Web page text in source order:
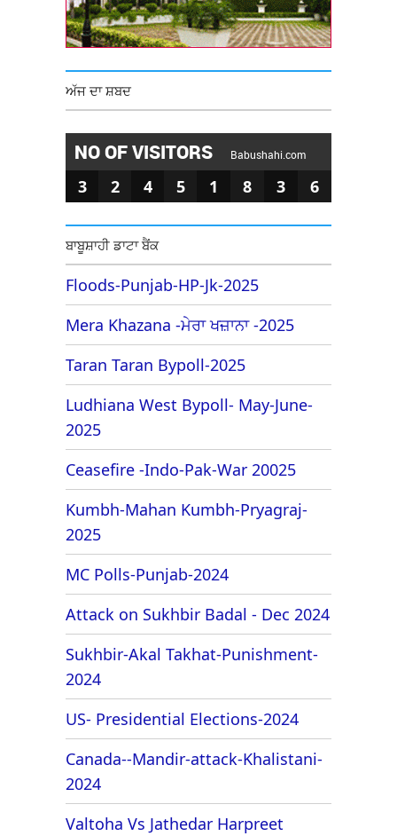
ਅੱਜ ਦਾ ਸ਼ਬਦ
NO OF VISITORS Babushahi.com
3 2 4 5 1 8 3 6
ਬਾਬੂਸ਼ਾਹੀ ਡਾਟਾ ਬੈਂਕ
Floods-Punjab-HP-Jk-2025
Mera Khazana -ਮੇਰਾ ਖਜ਼ਾਨਾ -2025
Taran Taran Bypoll-2025
Ludhiana West Bypoll- May-June-
2025
Ceasefire -Indo-Pak-War 20025
Kumbh-Mahan Kumbh-Pryagraj-
2025
MC Polls-Punjab-2024
Attack on Sukhbir Badal - Dec 2024
Sukhbir-Akal Takhat-Punishment-
2024
US- Presidential Elections-2024
Canada--Mandir-attack-Khalistani-
2024
Valtoha Vs Jathedar Harpreet